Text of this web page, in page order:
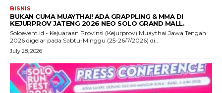
BISNIS
BUKAN CUMA MUAYTHAI! ADA GRAPPLING & MMA DI
KEJURPROV JATENG 2026 NEO SOLO GRAND MALL.
Soloevent.id - Kejuaraan Provinsi (Kejurprov) Muaythai Jawa Tengah
2026 digelar pada Sabtu-Minggu (25-26/7/2026) di...
July 28, 2026